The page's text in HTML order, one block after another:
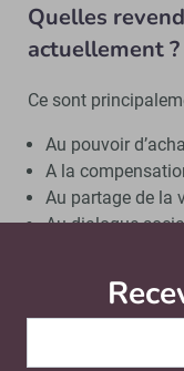
Quelles
actuellement ?
Ce sont
Au pouvoir
A la
Au partage de la
Au dialogue
sur les sujets
conditions et la